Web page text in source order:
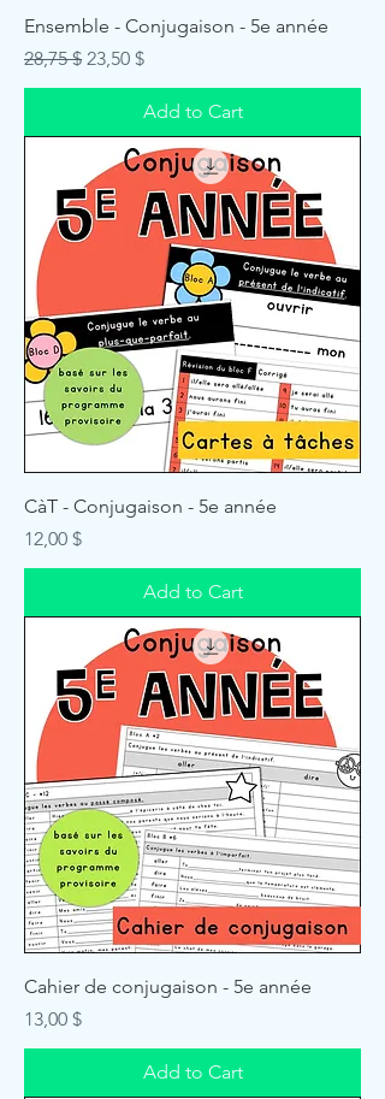
Ensemble - Conjugaison - 5e année
Regular Price
28,75 $ Sale Price
23,50 $
Add to Cart
CàT - Conjugaison - 5e année
Price
12,00 $
Add to Cart
Cahier de conjugaison - 5e année
Price
13,00 $
Add to Cart